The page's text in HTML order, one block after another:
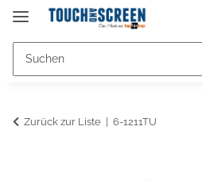
Zurück zur Liste 6-1211TU